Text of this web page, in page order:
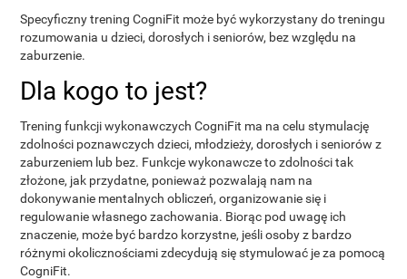
Specyficzny trening CogniFit może być wykorzystany do treningu
rozumowania u dzieci, dorosłych i seniorów, bez względu na
zaburzenie.
Dla kogo to jest?
Trening funkcji wykonawczych CogniFit ma na celu stymulację
zdolności poznawczych dzieci, młodzieży, dorosłych i seniorów z
zaburzeniem lub bez. Funkcje wykonawcze to zdolności tak
złożone, jak przydatne, ponieważ pozwalają nam na
dokonywanie mentalnych obliczeń, organizowanie się i
regulowanie własnego zachowania. Biorąc pod uwagę ich
znaczenie, może być bardzo korzystne, jeśli osoby z bardzo
różnymi okolicznościami zdecydują się stymulować je za pomocą
CogniFit.